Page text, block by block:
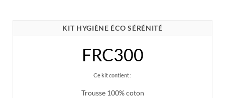
KIT HYGIÈNE ÉCO SÉRÉNITÉ
FRC300
Ce kit contient :
Trousse 100% coton